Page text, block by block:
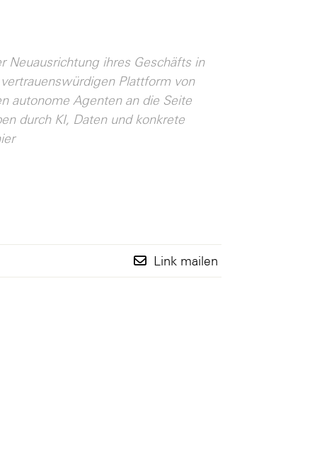
Neuausrichtung ihres Geschäfts in
Plattform von
autonome Agenten an die Seite
durch KI, Daten und konkrete
Link mailen